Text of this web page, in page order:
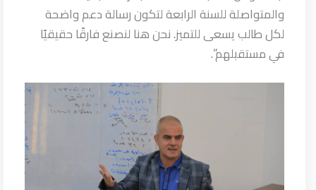
والمتواصلة للسنة الرابعة لتكون رسالة دعم واضحة
لكل طالب يسعى للتميز. نحن هنا لنصنع فارقًا حقيقيًا
في مستقبلهم”.